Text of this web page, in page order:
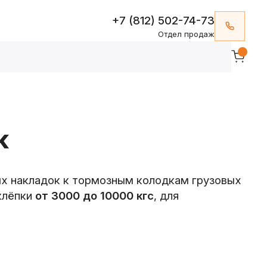
+7 (812) 502-74-73
Отдел продаж
накладок к тормозным колодкам грузовых
от 3000 до 10000 кгс, для